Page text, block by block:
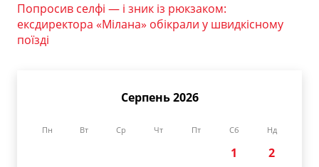
Попросив селфі — і зник із рюкзаком:
ексдиректора «Мілана» обікрали у швидкісному
поїзді
Серпень 2026
Пн Вт Ср Чт Пт Сб Нд
1
2